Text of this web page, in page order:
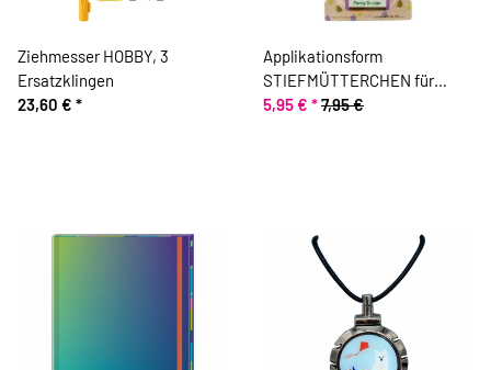
Ziehmesser HOBBY, 3
Ersatzklingen
23,60 € *
Applikationsform
STIEFMÜTTERCHEN für
Trockenfilznadel, Clover
5,95 € *7,95 €